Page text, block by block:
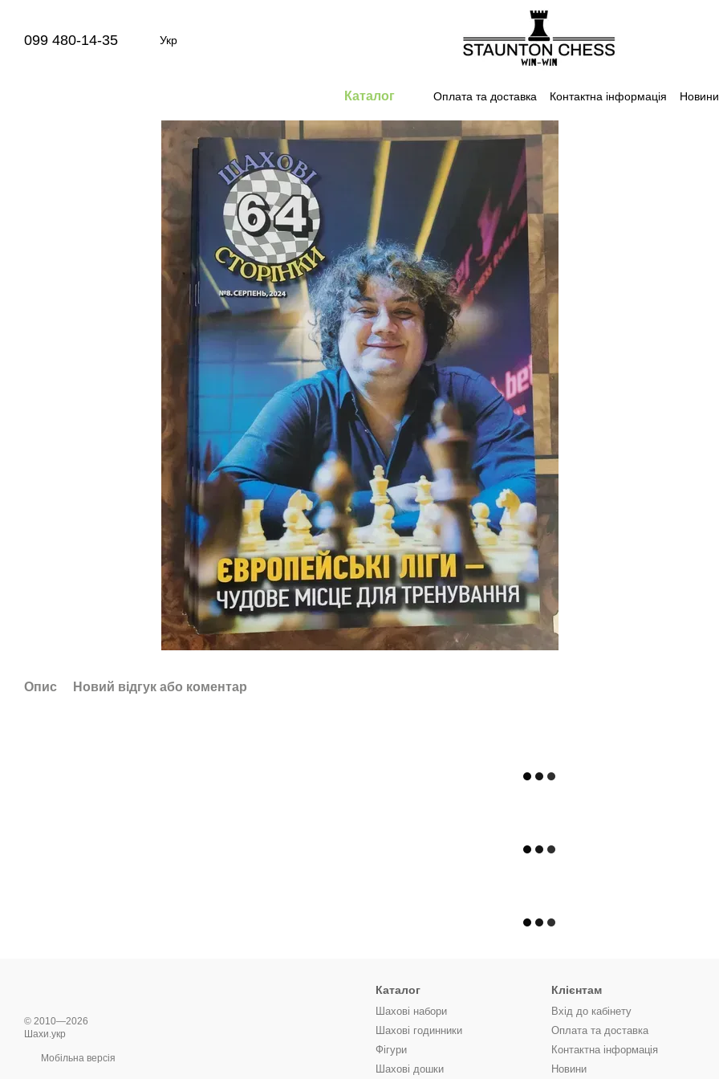
099 480-14-35 Укр
Каталог Оплата та доставка Контактна інформація Новини
Опис Новий відгук або коментар
© 2010—2026
Шахи.укр
Мобільна версія
Каталог
Шахові набори
Шахові годинники
Фігури
Шахові дошки
Клієнтам
Вхід до кабінету
Оплата та доставка
Контактна інформація
Новини